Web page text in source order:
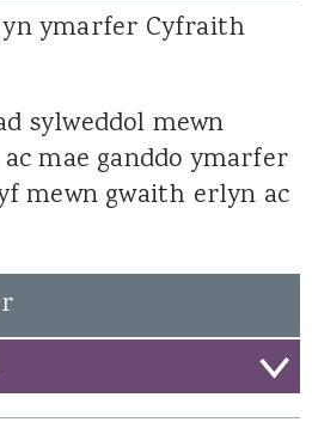
yn ymarfer Cyfraith
sylweddol mewn
mae ganddo ymarfer
mewn gwaith erlyn ac